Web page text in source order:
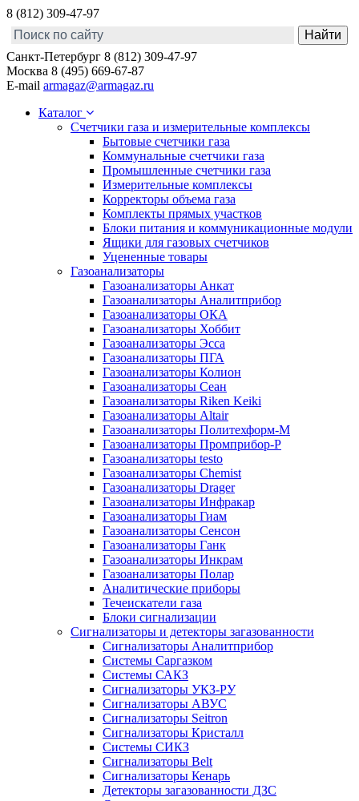
8 (812) 309-47-97
Санкт-Петербург 8 (812) 309-47-97
Москва 8 (495) 669-67-87
E-mail armagaz@armagaz.ru
Каталог
Счетчики газа и измерительные комплексы
Бытовые счетчики газа
Коммунальные счетчики газа
Промышленные счетчики газа
Измерительные комплексы
Корректоры объема газа
Комплекты прямых участков
Блоки питания и коммуникационные модули
Ящики для газовых счетчиков
Уцененные товары
Газоанализаторы
Газоанализаторы Анкат
Газоанализаторы Аналитприбор
Газоанализаторы ОКА
Газоанализаторы Хоббит
Газоанализаторы Эсса
Газоанализаторы ПГА
Газоанализаторы Колион
Газоанализаторы Сеан
Газоанализаторы Riken Keiki
Газоанализаторы Altair
Газоанализаторы Политехформ-М
Газоанализаторы Промприбор-Р
Газоанализаторы testo
Газоанализаторы Chemist
Газоанализаторы Drager
Газоанализаторы Инфракар
Газоанализаторы Гиам
Газоанализаторы Сенсон
Газоанализаторы Ганк
Газоанализаторы Инкрам
Газоанализаторы Полар
Аналитические приборы
Течеискатели газа
Блоки сигнализации
Сигнализаторы и детекторы загазованности
Сигнализаторы Аналитприбор
Системы Саргазком
Системы САКЗ
Сигнализаторы УКЗ-РУ
Сигнализаторы АВУС
Сигнализаторы Seitron
Сигнализаторы Кристалл
Системы СИКЗ
Сигнализаторы Belt
Сигнализаторы Кенарь
Детекторы загазованности ДЗС